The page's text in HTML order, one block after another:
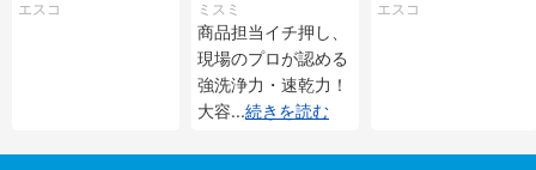
エスコ ミスミ
商品担当イチ押し、
現場のプロが認める
強洗浄力・速乾力！
大容...続きを読む
エスコ